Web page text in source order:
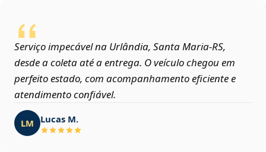
Serviço impecável na Urlândia, Santa Maria‑RS,
desde a coleta até a entrega. O veículo chegou em
perfeito estado, com acompanhamento eficiente e
atendimento confiável.
LM Lucas M.